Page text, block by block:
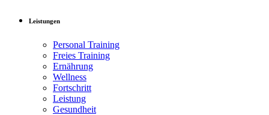
Leistungen
Personal Training
Freies Training
Ernährung
Wellness
Fortschritt
Leistung
Gesundheit